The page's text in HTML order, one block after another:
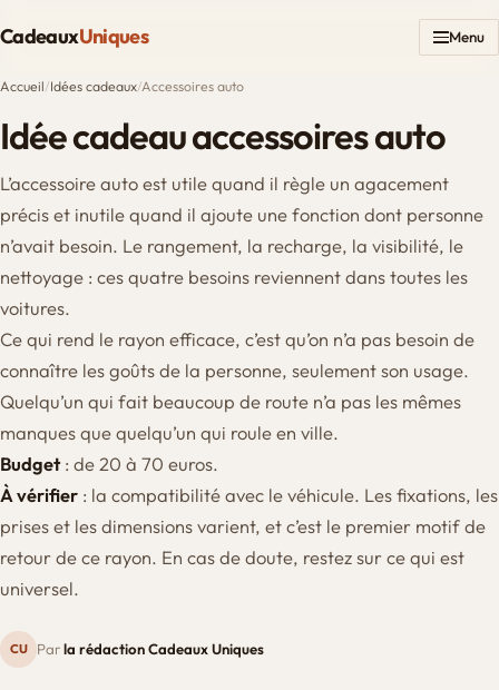
CadeauxUniques Menu
Accueil/Idées cadeaux/Accessoires auto
Idée cadeau accessoires auto
L’accessoire auto est utile quand il règle un agacement
précis et inutile quand il ajoute une fonction dont personne
n’avait besoin. Le rangement, la recharge, la visibilité, le
nettoyage : ces quatre besoins reviennent dans toutes les
voitures.
Ce qui rend le rayon efficace, c’est qu’on n’a pas besoin de
connaître les goûts de la personne, seulement son usage.
Quelqu’un qui fait beaucoup de route n’a pas les mêmes
manques que quelqu’un qui roule en ville.
Budget: de 20 à 70 euros.
À vérifier : la compatibilité avec le véhicule. Les fixations, les
prises et les dimensions varient, et c’est le premier motif de
retour de ce rayon. En cas de doute, restez sur ce qui est
universel.
CU Parla rédaction Cadeaux Uniques